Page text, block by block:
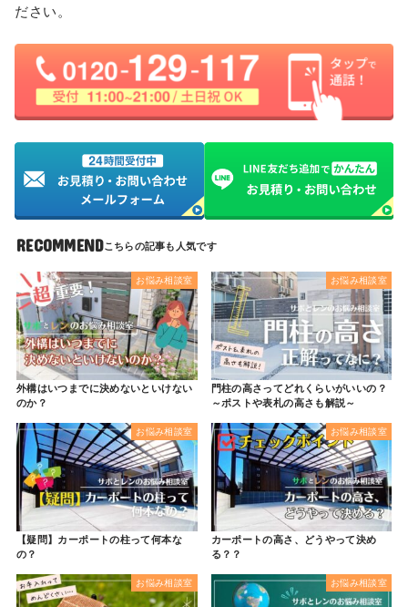
ださい。
RECOMMEND
お悩み相談室
外構はいつまでに決めないといけない
のか？
お悩み相談室
門柱の高さってどれくらいがいいの？
～ポストや表札の高さも解説～
お悩み相談室
【疑問】カーポートの柱って何本な
の？
お悩み相談室
カーポートの高さ、どうやって決め
る？？
お悩み相談室 お悩み相談室